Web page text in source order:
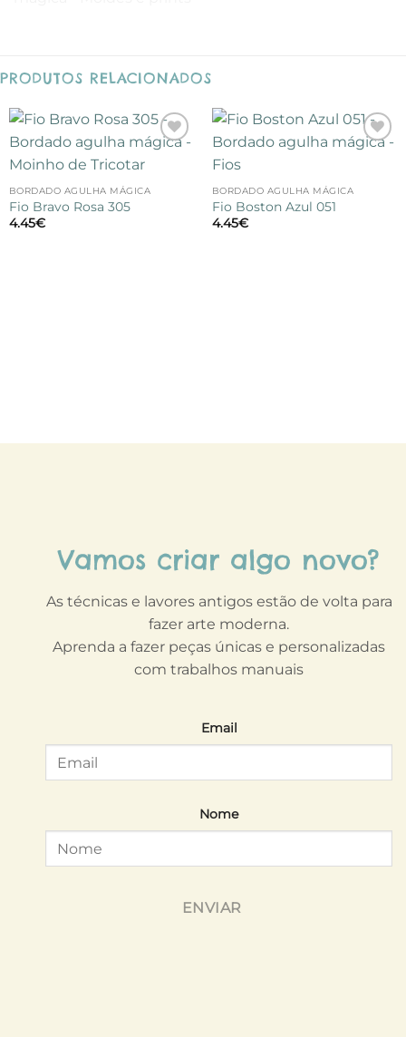
PRODUTOS RELACIONADOS
Adicionar
à lista de
BORDADO AGULHA MÁGICA
Fio Bravo Rosa 305
4.45€
Adicionar
BORDADO AGULHA MÁGICA
Fio Boston Azul 051
4.45€
Vamos criar algo novo?
As técnicas e lavores antigos estão de volta para
fazer arte moderna.
Aprenda a fazer peças únicas e personalizadas
com trabalhos manuais
Email
Nome
ENVIAR